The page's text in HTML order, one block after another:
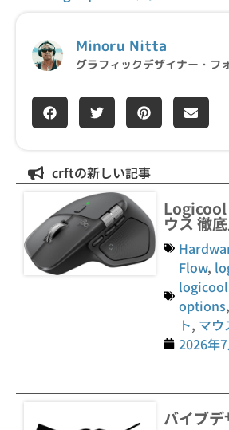
Minoru Nitta
グラフィックデザイナー・フ
crftの新しい記事
Logicool
ウス 徹
Flow,
logicool
options,
ト, マウ
2026年
バイブ